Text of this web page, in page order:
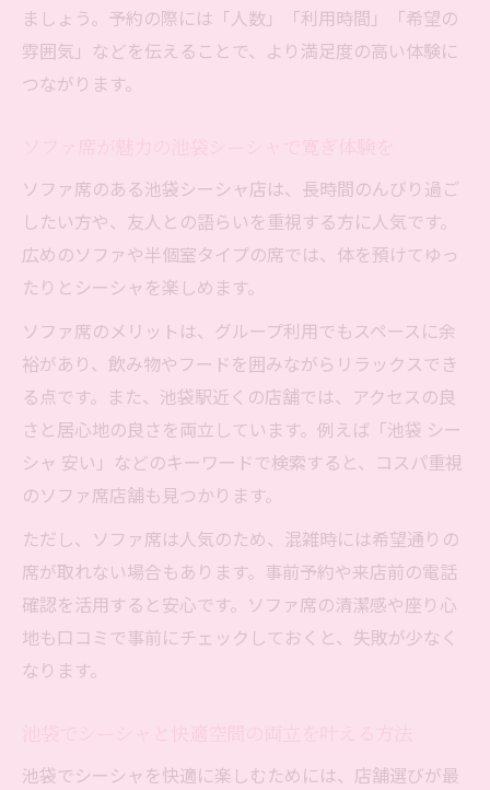
ましょう。予約の際には「人数」「利用時間」「希望の
雰囲気」などを伝えることで、より満足度の高い体験に
つながります。
ソファ席のある池袋シーシャ店は、長時間のんびり過ご
したい方や、友人との語らいを重視する方に人気です。
広めのソファや半個室タイプの席では、体を預けてゆっ
たりとシーシャを楽しめます。
ソファ席のメリットは、グループ利用でもスペースに余
裕があり、飲み物やフードを囲みながらリラックスでき
る点です。また、池袋駅近くの店舗では、アクセスの良
さと居心地の良さを両立しています。例えば「池袋 シー
シャ 安い」などのキーワードで検索すると、コスパ重視
のソファ席店舗も見つかります。
ただし、ソファ席は人気のため、混雑時には希望通りの
席が取れない場合もあります。事前予約や来店前の電話
確認を活用すると安心です。ソファ席の清潔感や座り心
地も口コミで事前にチェックしておくと、失敗が少なく
なります。
池袋でシーシャを快適に楽しむためには、店舗選びが最